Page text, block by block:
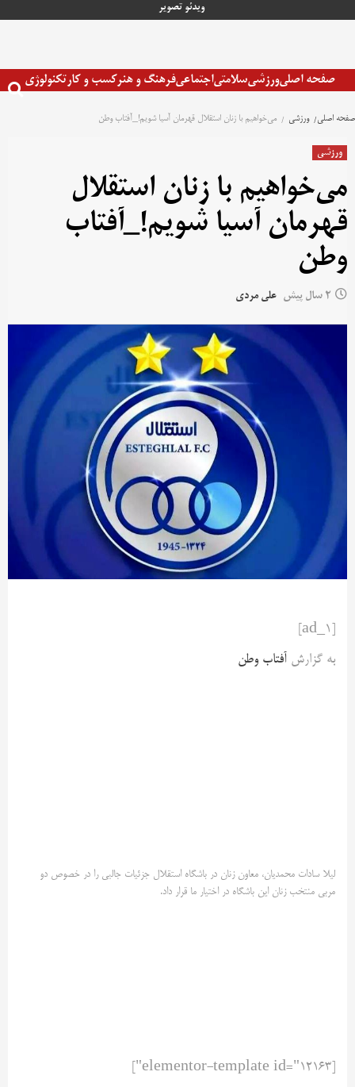
ویدئو تصویر
صفحه اصلیورزشیسلامتیاجتماعیفرهنگ و هنرکسب و کارتکنولوژی
صفحه اصلی ورزشی می‌خواهیم با زنان استقلال قهرمان آسیا شویم!_آفتاب وطن
ورزشی
می‌خواهیم با زنان استقلال
قهرمان آسیا شویم!_آفتاب
وطن
2 سال پیش علی مردی
به گزارش آفتاب وطن
لیلا سادات محمدیان، معاون زنان در باشگاه استقلال جزئیات جالبی را در خصوص دو
مربی منتخب زنان این باشگاه در اختیار ما قرار داد.